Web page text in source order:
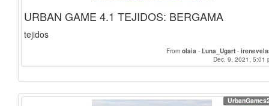
URBAN GAME 4.1 TEJIDOS: BERGAMA
tejidos
From olaia - Luna_Ugart -
Dec. 9, 2021, 5:01